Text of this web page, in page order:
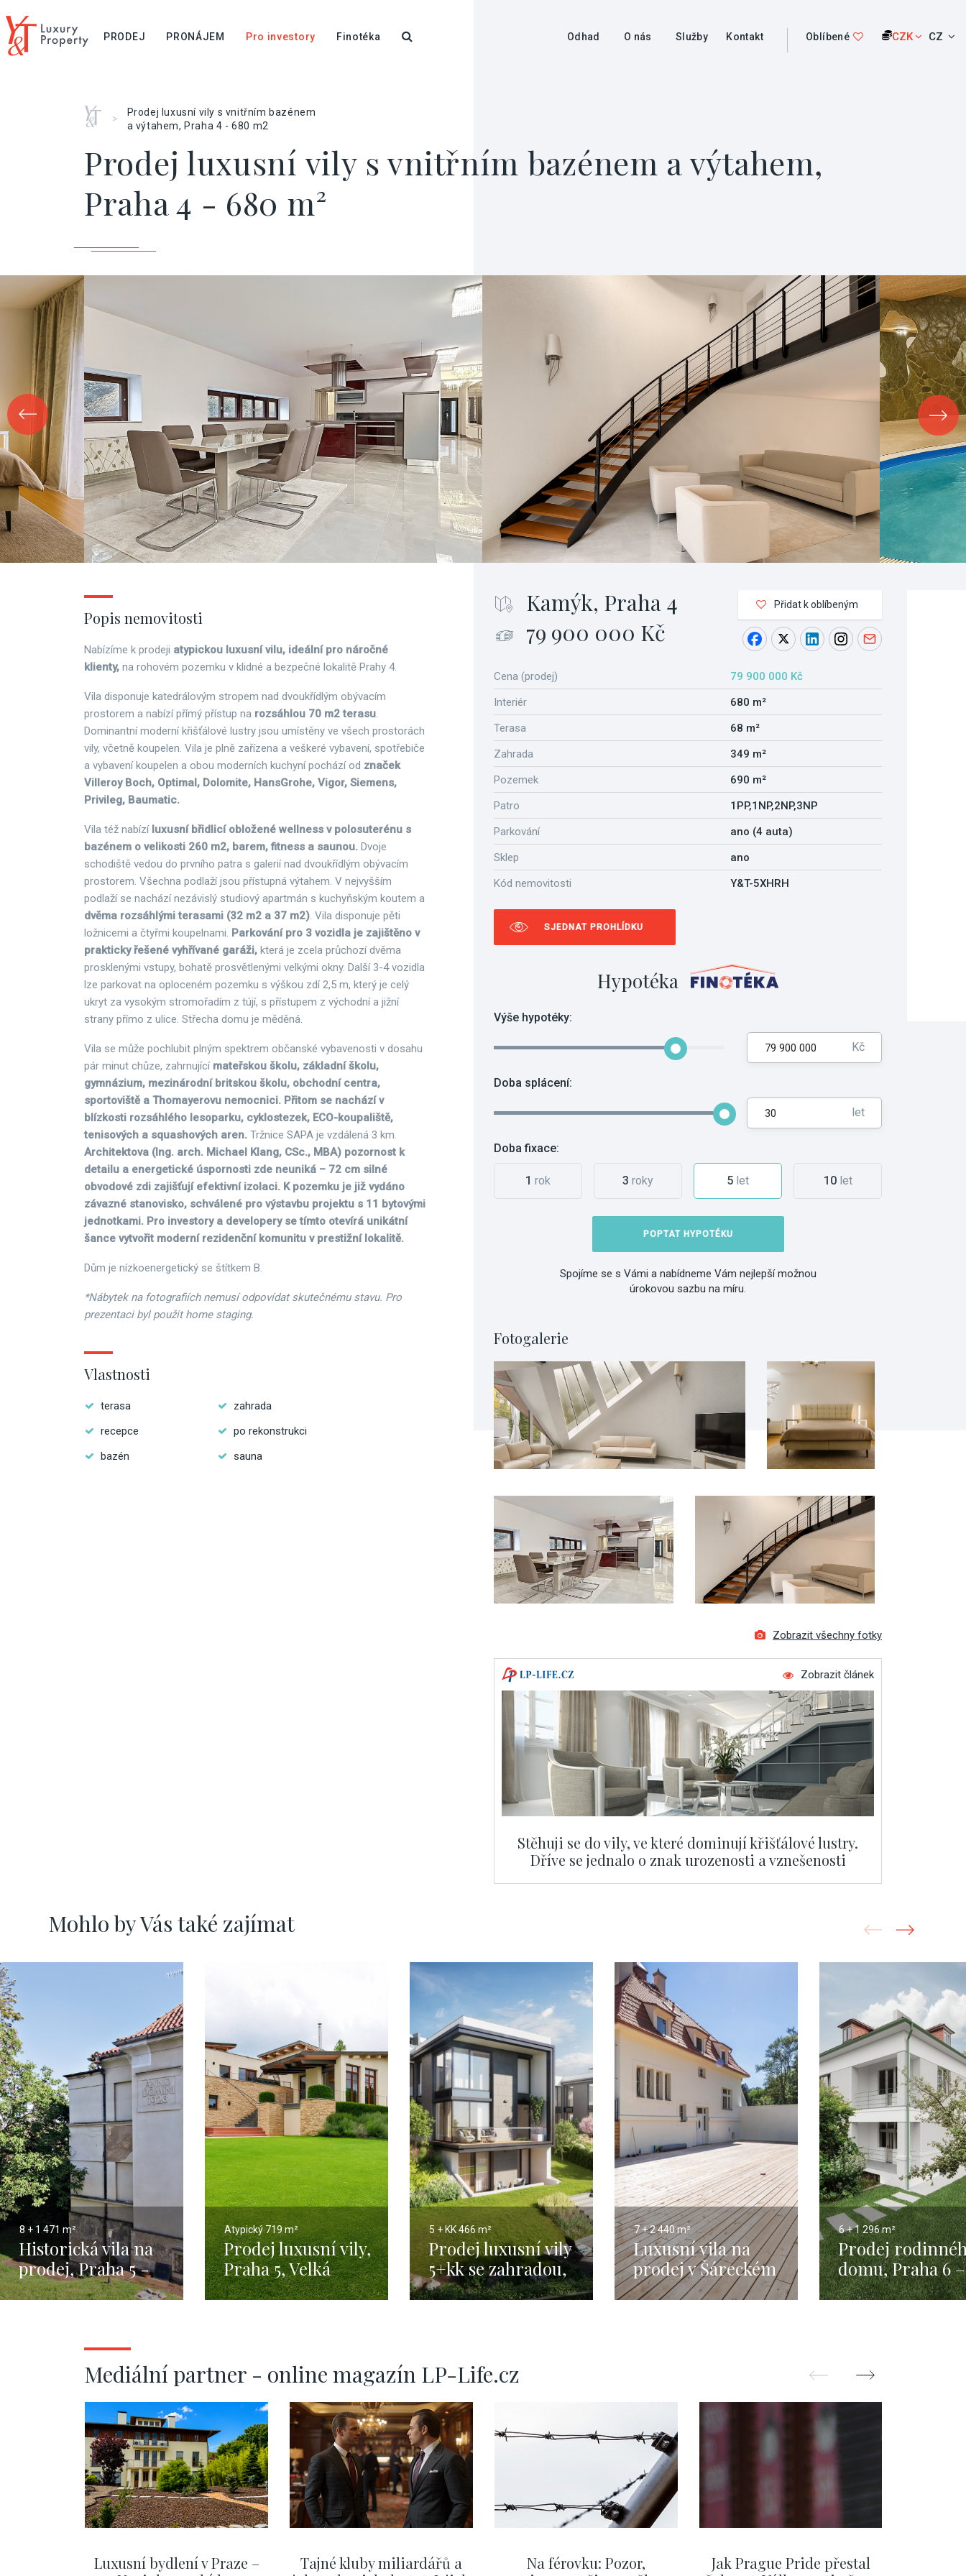
PRODEJ PRONÁJEM Pro investory Finotéka Odhad O nás Služby Kontakt Oblíbené CZK CZ
Home
>
Prodej luxusní vily s vnitřním bazénem
a výtahem, Praha 4 - 680 m2
Prodej luxusní vily s vnitřním bazénem a výtahem,
Praha 4 - 680 m²
Kamýk, Praha 4
79 900 000 Kč
Přidat k oblíbeným
Cena (prodej)
79 900 000 Kč
Interiér
680 m²
Terasa
68 m²
Zahrada
349 m²
Pozemek
690 m²
Patro
1PP,1NP,2NP,3NP
Parkování
ano (4 auta)
Sklep
ano
Kód nemovitosti
Y&T-5XHRH
SJEDNAT PROHLÍDKU
Hypotéka
Výše hypotéky:
Kč
Doba splácení:
let
Doba fixace:
1 rok 3 roky 5 let 10let
POPTAT HYPOTÉKU
Spojíme se s Vámi a nabídneme Vám nejlepší možnou
úrokovou sazbu na míru.
Fotogalerie
Zobrazit všechny fotky
Zobrazit článek
Stěhuji se do vily, ve které dominují křišťálové lustry.
Dříve se jednalo o znak urozenosti a vznešenosti
Popis nemovitosti
Nabízíme k prodeji atypickou luxusní vilu, ideální pro náročné
klienty, na rohovém pozemku v klidné a bezpečné lokalitě Prahy 4.
Vila disponuje katedrálovým stropem nad dvoukřídlým obývacím
prostorem a nabízí přímý přístup na rozsáhlou 70 m2 terasu.
Dominantní moderní křišťálové lustry jsou umístěny ve všech prostorách
vily, včetně koupelen. Vila je plně zařízena a veškeré vybavení, spotřebiče
a vybavení koupelen a obou moderních kuchyní pochází od značek
Villeroy Boch, Optimal, Dolomite, HansGrohe, Vigor, Siemens,
Privileg, Baumatic.
Vila též nabízíluxusní břidlicí obložené wellness v polosuterénu s
bazénem o velikosti 260 m2, barem, fitness a saunou. Dvoje
schodiště vedou do prvního patra s galerií nad dvoukřídlým obývacím
prostorem. Všechna podlaží jsou přístupná výtahem. V nejvyšším
podlaží se nachází nezávislý studiový apartmán s kuchyňským koutem a
dvěma rozsáhlými terasami (32 m2 a 37 m2). Vila disponuje pěti
ložnicemi a čtyřmi koupelnami. Parkování pro 3 vozidla je zajištěno v
prakticky řešené vyhřívané garáži, která je zcela průchozí dvěma
prosklenými vstupy, bohatě prosvětlenými velkými okny. Další 3-4 vozidla
lze parkovat na oploceném pozemku s výškou zdí 2,5 m, který je celý
ukryt za vysokým stromořadím z tújí, s přístupem z východní a jižní
strany přímo z ulice. Střecha domu je měděná.
Vila se může pochlubit plným spektrem občanské vybavenosti v dosahu
pár minut chůze, zahrnující mateřskou školu, základní školu,
gymnázium, mezinárodní britskou školu, obchodní centra,
sportoviště a Thomayerovu nemocnici. Přitom se nachází v
blízkosti rozsáhlého lesoparku, cyklostezek, ECO-koupaliště,
tenisových a squashových aren. Tržnice SAPA je vzdálená 3 km.
Architektova (Ing. arch. Michael Klang, CSc., MBA) pozornost k
detailu a energetické úspornosti zde neuniká – 72 cm silné
obvodové zdi zajišťují efektivní izolaci. K pozemku je již vydáno
závazné stanovisko, schválené pro výstavbu projektu s 11 bytovými
jednotkami. Pro investory a developery se tímto otevírá unikátní
šance vytvořit moderní rezidenční komunitu v prestižní lokalitě.
Dům je nízkoenergetický se štítkem B.
*Nábytek na fotografiích nemusí odpovídat skutečnému stavu. Pro
prezentaci byl použit home staging.
Vlastnosti
terasa
zahrada
recepce
po rekonstrukci
bazén
sauna
Mohlo by Vás také zajímat
8 + 1 471 m²
Historická vila na
prodej, Praha 5 -
471m
Atypický719 m²
Prodej luxusní vily,
Praha 5, Velká
Chuchle - 674 m² s
5 + KK466 m²
Prodej luxusní vily
5+kk se zahradou,
Praha 5 - 466 m2
7 + 2440 m²
Luxusní vila na
prodej v Šáreckém
údolí
6 + 1296 m²
Prodej
domu, Praha 6 –
296m2
Mediální partner - online magazín LP-Life.cz
Luxusní bydlení v Praze –
Tajné kluby miliardářů a
Na férovku: Pozor,
Jak Prague Pride přestal